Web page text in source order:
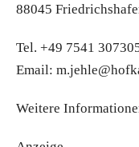
88045
Tel. +49 7541
Email:
Weitere